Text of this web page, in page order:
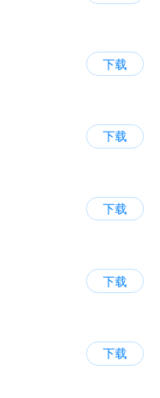
下载
下载
下载
下载
下载